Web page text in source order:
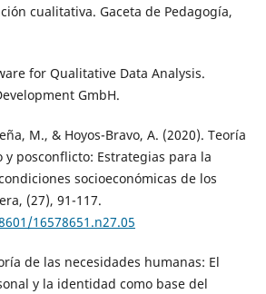
cualitativa. Gaceta de Pedagogía,
for Qualitative Data Analysis.
GmbH.
M., & Hoyos-Bravo, A. (2020). Teoría
posconflicto: Estrategias para la
socioeconómicas de los
(27), 91-117.
16578651.n27.05
de las necesidades humanas: El
y la identidad como base del